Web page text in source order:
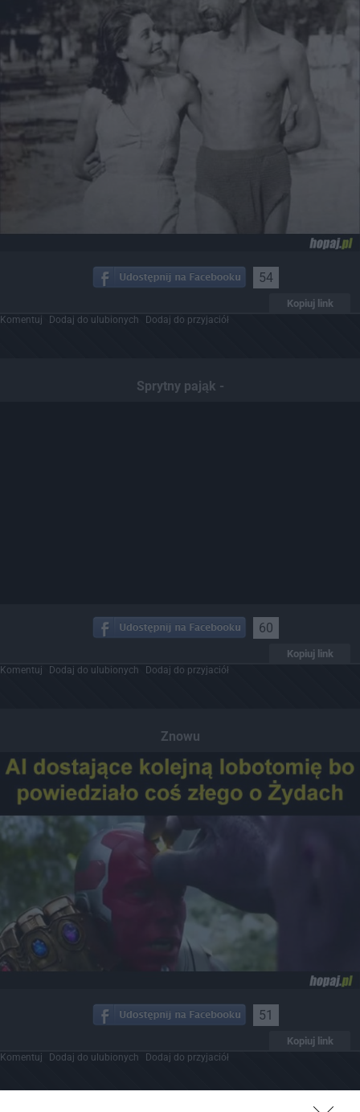
54
Kopiuj link
Komentuj Dodaj do ulubionych Dodaj do przyjaciół
Sprytny pająk -
60
Kopiuj link
Komentuj Dodaj do ulubionych Dodaj do przyjaciół
Znowu
51
Kopiuj link
Komentuj Dodaj do ulubionych Dodaj do przyjaciół